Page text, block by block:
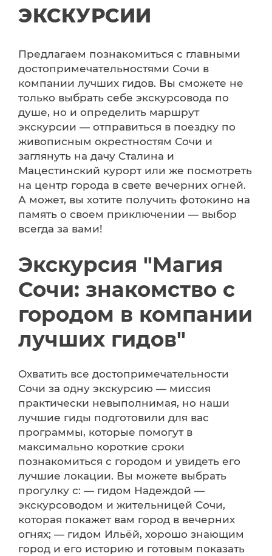
ЭКСКУРСИИ
Предлагаем познакомиться с главными
достопримечательностями Сочи в
компании лучших гидов. Вы сможете не
только выбрать себе экскурсовода по
душе, но и определить маршрут
экскурсии — отправиться в поездку по
живописным окрестностям Сочи и
заглянуть на дачу Сталина и
Мацестинский курорт или же посмотреть
на центр города в свете вечерних огней.
А может, вы хотите получить фотокино на
память о своем приключении — выбор
всегда за вами!
Экскурсия "Магия
Сочи: знакомство с
городом в компании
лучших гидов"
Охватить все достопримечательности
Сочи за одну экскурсию — миссия
практически невыполнимая, но наши
лучшие гиды подготовили для вас
программы, которые помогут в
максимально короткие сроки
познакомиться с городом и увидеть его
лучшие локации. Вы можете выбрать
прогулку с: — гидом Надеждой —
экскурсоводом и жительницей Сочи,
которая покажет вам город в вечерних
огнях; — гидом Ильёй, хорошо знающим
город и его историю и готовым показать